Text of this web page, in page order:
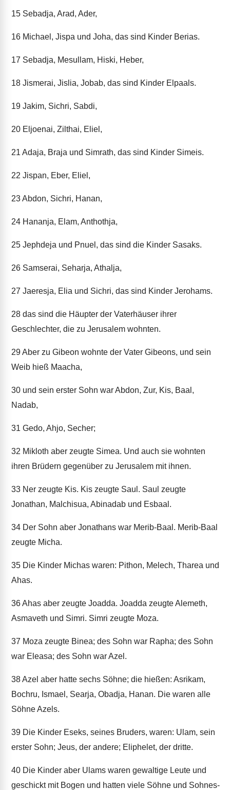
15 Sebadja, Arad, Ader,
16 Michael, Jispa und Joha, das sind Kinder Berias.
17 Sebadja, Mesullam, Hiski, Heber,
18 Jismerai, Jislia, Jobab, das sind Kinder Elpaals.
19 Jakim, Sichri, Sabdi,
20 Eljoenai, Zilthai, Eliel,
21 Adaja, Braja und Simrath, das sind Kinder Simeis.
22 Jispan, Eber, Eliel,
23Abdon, Sichri, Hanan,
24 Hananja, Elam, Anthothja,
25 Jephdeja und Pnuel, das sind die Kinder Sasaks.
26 Samserai, Seharja, Athalja,
27 Jaeresja, Elia und Sichri, das sind Kinder Jerohams.
28 das sind die Häupter der Vaterhäuser ihrer
Geschlechter, die zu Jerusalem wohnten.
29Aber zu Gibeon wohnte der Vater Gibeons, und sein
Weib hieß Maacha,
30 und sein erster Sohn war Abdon, Zur, Kis, Baal,
Nadab,
31 Gedo, Ahjo, Secher;
32 Mikloth aber zeugte Simea. Und auch sie wohnten
ihren Brüdern gegenüber zu Jerusalem mit ihnen.
33 Ner zeugte Kis. Kis zeugte Saul. Saul zeugte
Jonathan, Malchisua, Abinadab und Esbaal.
34 Der Sohn aber Jonathans war Merib-Baal. Merib-Baal
zeugte Micha.
35 Die Kinder Michas waren: Pithon, Melech, Tharea und
Ahas.
36Ahas aber zeugte Joadda. Joadda zeugte Alemeth,
Asmaveth und Simri. Simri zeugte Moza.
37 Moza zeugte Binea; des Sohn war Rapha; des Sohn
war Eleasa; des Sohn war Azel.
38Azel aber hatte sechs Söhne; die hießen: Asrikam,
Bochru, Ismael, Searja, Obadja, Hanan. Die waren alle
Söhne Azels.
39 Die Kinder Eseks, seines Bruders, waren: Ulam, sein
erster Sohn; Jeus, der andere; Eliphelet, der dritte.
40 Die Kinder aber Ulams waren gewaltige Leute und
geschickt mit Bogen und hatten viele Söhne und Sohnes-